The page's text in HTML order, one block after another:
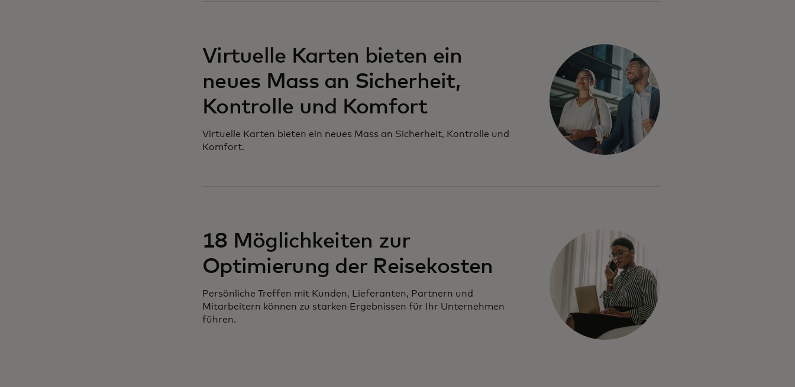
Virtuelle Karten bieten ein
neues Mass an Sicherheit,
Kontrolle und Komfort
Virtuelle Karten bieten ein neues Mass an Sicherheit, Kontrolle und
Komfort.
18 Möglichkeiten zur
Optimierung der Reisekosten
Persönliche Treffen mit Kunden, Lieferanten, Partnern und
Mitarbeitern können zu starken Ergebnissen für Ihr Unternehmen
führen.